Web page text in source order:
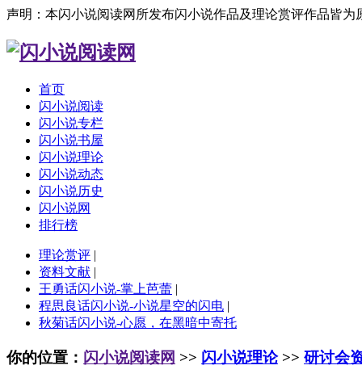
声明：本闪小说阅读网所发布闪小说作品及理论赏评作品皆
首页
闪小说阅读
闪小说专栏
闪小说书屋
闪小说理论
闪小说动态
闪小说历史
闪小说网
排行榜
理论赏评 |
资料文献 |
王勇话闪小说-掌上芭蕾 |
程思良话闪小说-小说星空的闪电 |
秋菊话闪小说-心愿，在黑暗中寄托
你的位置： 闪小说阅读网 >> 闪小说理论>> 研讨会